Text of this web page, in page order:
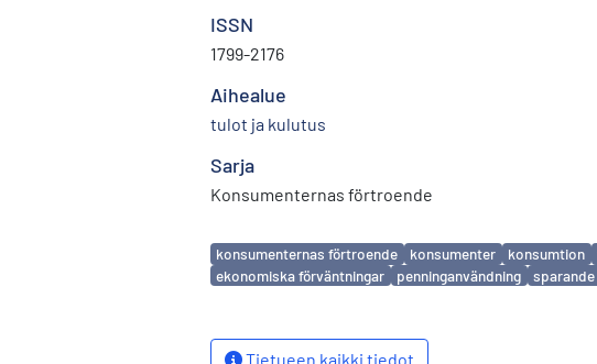
ISSN
1799-2176
Aihealue
tulot ja kulutus
Sarja
Konsumenternas förtroende
Avainsanat
konsumenternas förtroende konsumenter konsumtion
ekonomiska förväntningar
penninganvändning sparande
Tietueen kaikki tiedot